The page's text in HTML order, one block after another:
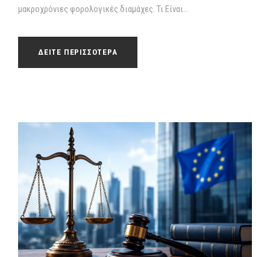
μακροχρόνιες φορολογικές διαμάχες. Τι Είναι...
ΔΕΙΤΕ ΠΕΡΙΣΣΟΤΕΡΑ